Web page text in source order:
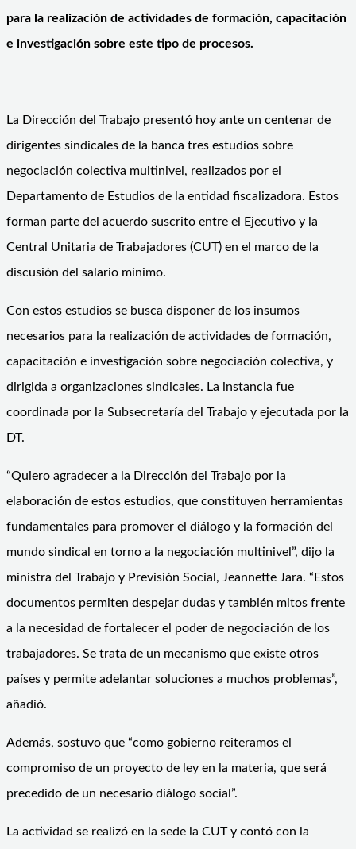
para la realización de actividades de formación, capacitación
e investigación sobre este tipo de procesos.
La Dirección del Trabajo presentó hoy ante un centenar de
dirigentes sindicales de la banca tres estudios sobre
negociación colectiva multinivel, realizados por el
Departamento de Estudios de la entidad fiscalizadora. Estos
forman parte del acuerdo suscrito entre el Ejecutivo y la
Central Unitaria de Trabajadores (CUT) en el marco de la
discusión del salario mínimo.
Con estos estudios se busca disponer de los insumos
necesarios para la realización de actividades de formación,
capacitación e investigación sobre negociación colectiva, y
dirigida a organizaciones sindicales. La instancia fue
coordinada por la Subsecretaría del Trabajo y ejecutada por la
DT.
“Quiero agradecer a la Dirección del Trabajo por la
elaboración de estos estudios, que constituyen herramientas
fundamentales para promover el diálogo y la formación del
mundo sindical en torno a la negociación multinivel”, dijo la
ministra del Trabajo y Previsión Social, Jeannette Jara. “Estos
documentos permiten despejar dudas y también mitos frente
a la necesidad de fortalecer el poder de negociación de los
trabajadores. Se trata de un mecanismo que existe otros
países y permite adelantar soluciones a muchos problemas”,
añadió.
Además, sostuvo que “como gobierno reiteramos el
compromiso de un proyecto de ley en la materia, que será
precedido de un necesario diálogo social”.
La actividad se realizó en la sede la CUT y contó con la